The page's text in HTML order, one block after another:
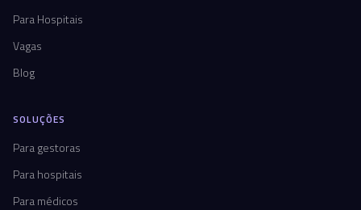
Para Hospitais
Vagas
Blog
SOLUÇÕES
Para gestoras
Para hospitais
Para médicos